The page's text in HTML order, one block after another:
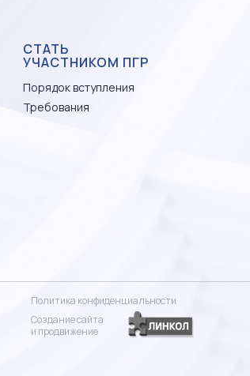
СТАТЬ
УЧАСТНИКОМ ПГР
Порядок вступления
Требования
Политика конфиденциальности
Создание сайта
и продвижение